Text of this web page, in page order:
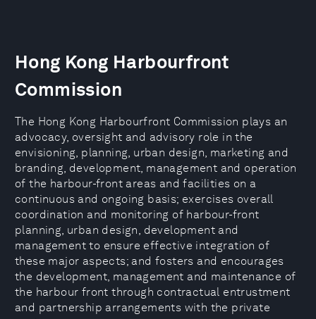
Hong Kong Harbourfront
Commission
The Hong Kong Harbourfront Commission plays an
advocacy, oversight and advisory role in the
envisioning, planning, urban design, marketing and
branding, development, management and operation
of the harbour-front areas and facilities on a
continuous and ongoing basis; exercises overall
coordination and monitoring of harbour-front
planning, urban design, development and
management to ensure effective integration of
these major aspects; and fosters and encourages
the development, management and maintenance of
the harbour front through contractual entrustment
and partnership arrangements with the private